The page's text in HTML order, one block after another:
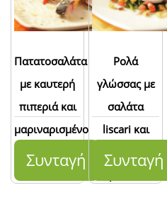
Πατατοσαλάτα
με καυτερή
πιπεριά και
μαριναρισμένο
σκουμπρί
Συνταγή
Ρολά
γλώσσας με
σαλάτα
liscari και
ορτυκιού
Συνταγή